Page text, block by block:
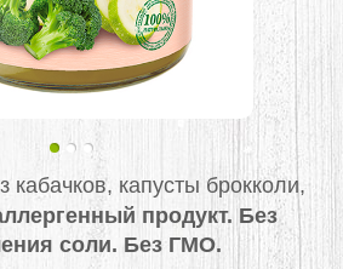
кабачков, капусты брокколи,
продукт. Без
соли. Без ГМО.